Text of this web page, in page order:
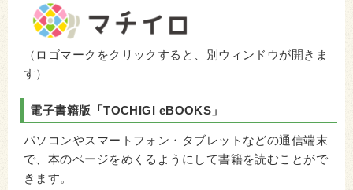
（ロゴマークをクリックすると、別ウィンドウが開きま
す）
電子書籍版「TOCHIGI eBOOKS 」
パソコンやスマートフォン・タブレットなどの通信端末
で、本のページをめくるようにして書籍を読むことがで
きます。